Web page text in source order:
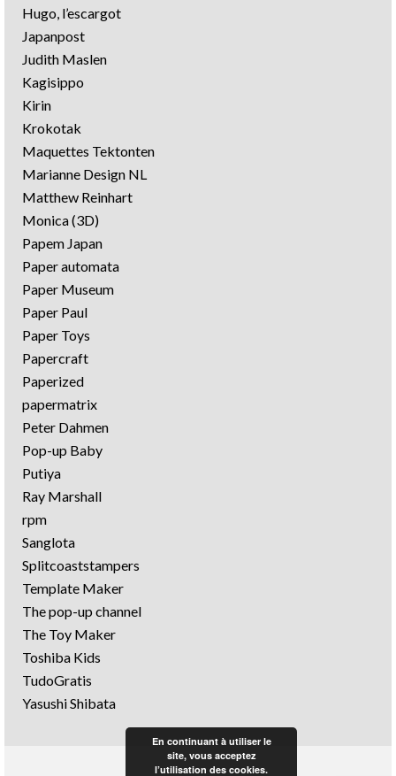
Hugo, l’escargot
Japanpost
Judith Maslen
Kagisippo
Kirin
Krokotak
Maquettes Tektonten
Marianne Design NL
Matthew Reinhart
Monica (3D)
Papem Japan
Paper automata
Paper Museum
Paper Paul
Paper Toys
Papercraft
Paperized
papermatrix
Peter Dahmen
Pop-up Baby
Putiya
Ray Marshall
rpm
Sanglota
Splitcoaststampers
Template Maker
The pop-up channel
The Toy Maker
Toshiba Kids
TudoGratis
Yasushi Shibata
En continuant à utiliser le
site, vous acceptez
l’utilisation des cookies.